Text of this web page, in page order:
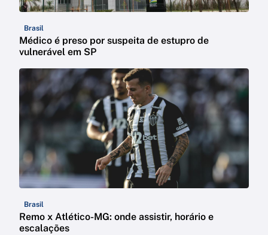
Brasil
Médico é preso por suspeita de estupro de
vulnerável em SP
Brasil
Remo x Atlético-MG: onde assistir, horário e
escalações